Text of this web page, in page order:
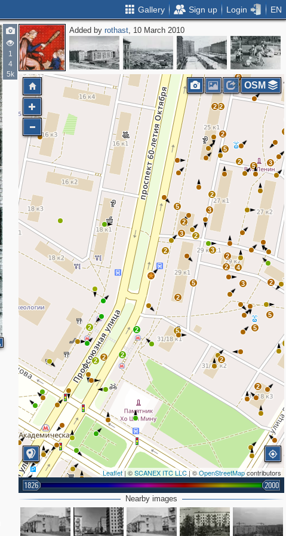
Gallery Sign up Login EN
1
4
5k
Added byrothast, 10 March 2010
2
2
3
2
5
5
3
2
5
3
2
2
4
3
2
5
3
2
2
2
2
2
5
5
2
2
6
6
2
2
2 2 2
2 5
2
Leaflet| ©SCANEX ITC LLC| ©OpenStreetMapcontributors
1826 2000
OSM
Nearby images